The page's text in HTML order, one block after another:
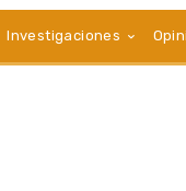
Investigaciones